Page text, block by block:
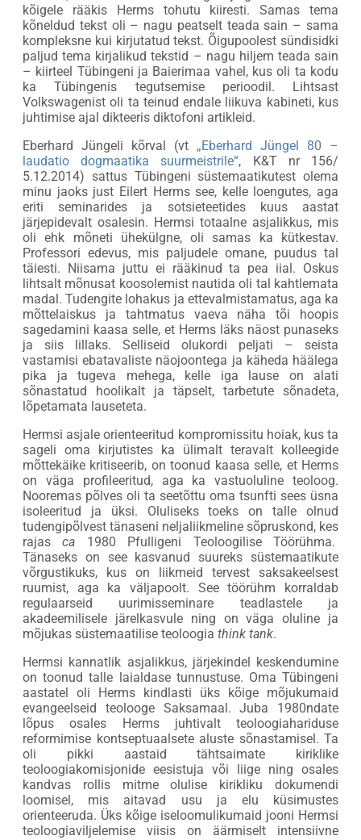
kõigele rääkis Herms tohutu kiiresti. Samas tema
kõneldud tekst oli – nagu peatselt teada sain – sama
kompleksne kui kirjutatud tekst. Õigupoolest sündisidki
paljud tema kirjalikud tekstid – nagu hiljem teada sain
– kiirteel Tübingeni ja Baierimaa vahel, kus oli ta kodu
ka Tübingenis tegutsemise perioodil. Lihtsast
Volkswagenist oli ta teinud endale liikuva kabineti, kus
juhtimise ajal dikteeris diktofoni artikleid.
Eberhard Jüngeli kõrval (vt „Eberhard Jüngel 80 –
laudatio dogmaatika suurmeistrile“, K&T nr 156/
5.12.2014) sattus Tübingeni süstemaatikutest olema
minu jaoks just Eilert Herms see, kelle loengutes, aga
eriti seminarides ja sotsieteetides kuus aastat
järjepidevalt osalesin. Hermsi totaalne asjalikkus, mis
oli ehk mõneti ühekülgne, oli samas ka kütkestav.
Professori edevus, mis paljudele omane, puudus tal
täiesti. Niisama juttu ei rääkinud ta pea iial. Oskus
lihtsalt mõnusat koosolemist nautida oli tal kahtlemata
madal. Tudengite lohakus ja ettevalmistamatus, aga ka
mõttelaiskus ja tahtmatus vaeva näha tõi hoopis
sagedamini kaasa selle, et Herms läks näost punaseks
ja siis lillaks. Selliseid olukordi peljati – seista
vastamisi ebatavaliste näojoontega ja käheda häälega
pika ja tugeva mehega, kelle iga lause on alati
sõnastatud hoolikalt ja täpselt, tarbetute sõnadeta,
lõpetamata lauseteta.
Hermsi asjale orienteeritud kompromissitu hoiak, kus ta
sageli oma kirjutistes ka ülimalt teravalt kolleegide
mõttekäike kritiseerib, on toonud kaasa selle, et Herms
on väga profileeritud, aga ka vastuoluline teoloog.
Nooremas põlves oli ta seetõttu oma tsunfti sees üsna
isoleeritud ja üksi. Oluliseks toeks on talle olnud
tudengipõlvest tänaseni neljaliikmeline sõpruskond, kes
rajasca 1980 Pfulligeni Teoloogilise Töörühma.
Tänaseks on see kasvanud suureks süstemaatikute
võrgustikuks, kus on liikmeid tervest saksakeelsest
ruumist, aga ka väljapoolt. See töörühm korraldab
regulaarseid uurimisseminare teadlastele ja
akadeemilisele järelkasvule ning on väga oluline ja
mõjukas süstemaatilise teoloogia think tank.
Hermsi kannatlik asjalikkus, järjekindel keskendumine
on toonud talle laialdase tunnustuse. Oma Tübingeni
aastatel oli Herms kindlasti üks kõige mõjukumaid
evangeelseid teolooge Saksamaal. Juba 1980ndate
lõpus osales Herms juhtivalt teoloogiahariduse
reformimise kontseptuaalsete aluste sõnastamisel. Ta
oli pikki aastaid tähtsaimate kiriklike
teoloogiakomisjonide eesistuja või liige ning osales
kandvas rollis mitme olulise kirikliku dokumendi
loomisel, mis aitavad usu ja elu küsimustes
orienteeruda. Üks kõige iseloomulikumaid jooni Hermsi
teoloogiaviljelemise viisis on äärmiselt intensiivne